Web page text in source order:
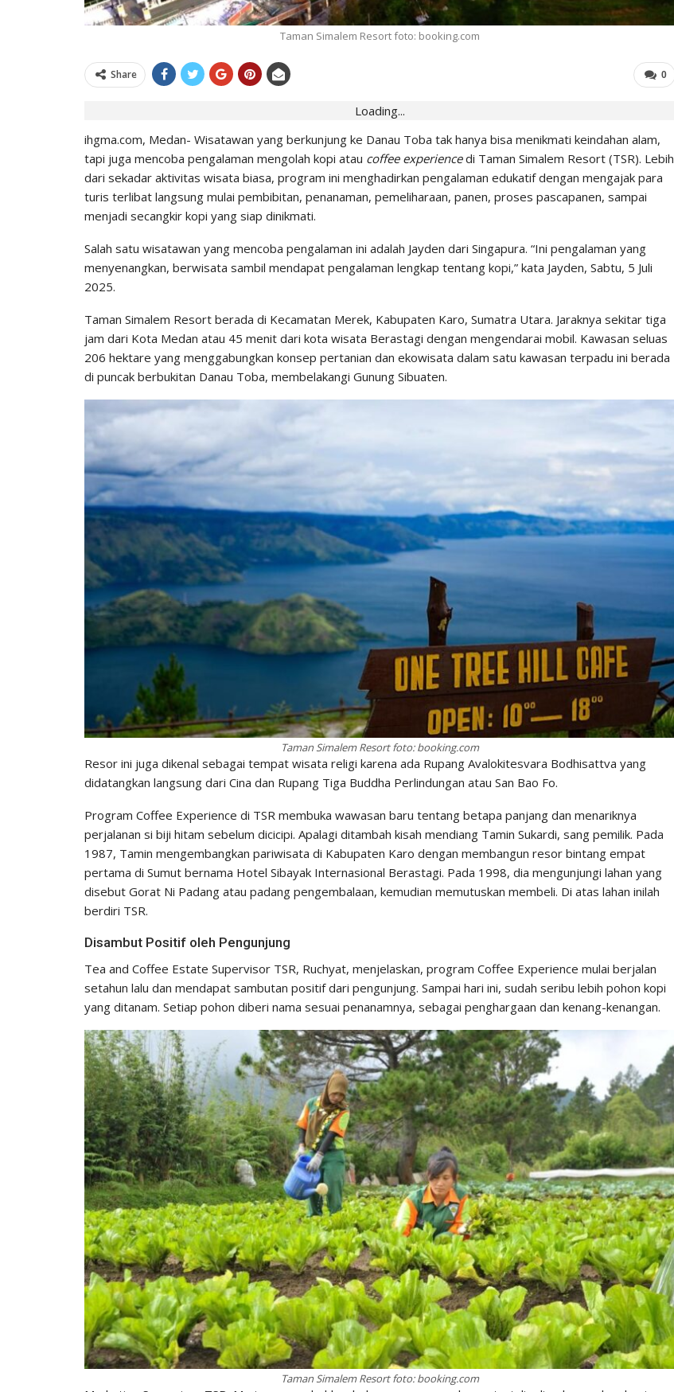
Taman Simalem Resort foto: booking.com
0
Share
Loading...
ihgma.com, Medan- Wisatawan yang berkunjung ke Danau Toba tak hanya bisa menikmati keindahan alam,
tapi juga mencoba pengalaman mengolah kopi atau coffee experiencedi Taman Simalem Resort (TSR). Lebih
dari sekadar aktivitas wisata biasa, program ini menghadirkan pengalaman edukatif dengan mengajak para
turis terlibat langsung mulai pembibitan, penanaman, pemeliharaan, panen, proses pascapanen, sampai
menjadi secangkir kopi yang siap dinikmati.
Salah satu wisatawan yang mencoba pengalaman ini adalah Jayden dari Singapura. “Ini pengalaman yang
menyenangkan, berwisata sambil mendapat pengalaman lengkap tentang kopi,” kata Jayden, Sabtu, 5 Juli
2025.
Taman Simalem Resort berada di Kecamatan Merek, Kabupaten Karo, Sumatra Utara. Jaraknya sekitar tiga
jam dari Kota Medan atau 45 menit dari kota wisata Berastagi dengan mengendarai mobil. Kawasan seluas
206 hektare yang menggabungkan konsep pertanian dan ekowisata dalam satu kawasan terpadu ini berada
di puncak berbukitan Danau Toba, membelakangi Gunung Sibuaten.
Taman Simalem Resort foto: booking.com
Resor ini juga dikenal sebagai tempat wisata religi karena ada Rupang Avalokitesvara Bodhisattva yang
didatangkan langsung dari Cina dan Rupang Tiga Buddha Perlindungan atau San Bao Fo.
Program Coffee Experience di TSR membuka wawasan baru tentang betapa panjang dan menariknya
perjalanan si biji hitam sebelum dicicipi. Apalagi ditambah kisah mendiang Tamin Sukardi, sang pemilik. Pada
1987, Tamin mengembangkan pariwisata di Kabupaten Karo dengan membangun resor bintang empat
pertama di Sumut bernama Hotel Sibayak Internasional Berastagi. Pada 1998, dia mengunjungi lahan yang
disebut Gorat Ni Padang atau padang pengembalaan, kemudian memutuskan membeli. Di atas lahan inilah
berdiri TSR.
Disambut Positif oleh Pengunjung
Tea and Coffee Estate Supervisor TSR, Ruchyat, menjelaskan, program Coffee Experience mulai berjalan
setahun lalu dan mendapat sambutan positif dari pengunjung. Sampai hari ini, sudah seribu lebih pohon kopi
yang ditanam. Setiap pohon diberi nama sesuai penanamnya, sebagai penghargaan dan kenang-kenangan.
Taman Simalem Resort foto: booking.com
IHGMA Jul 13, 2026 0 IHGMA Jul 13, 2026